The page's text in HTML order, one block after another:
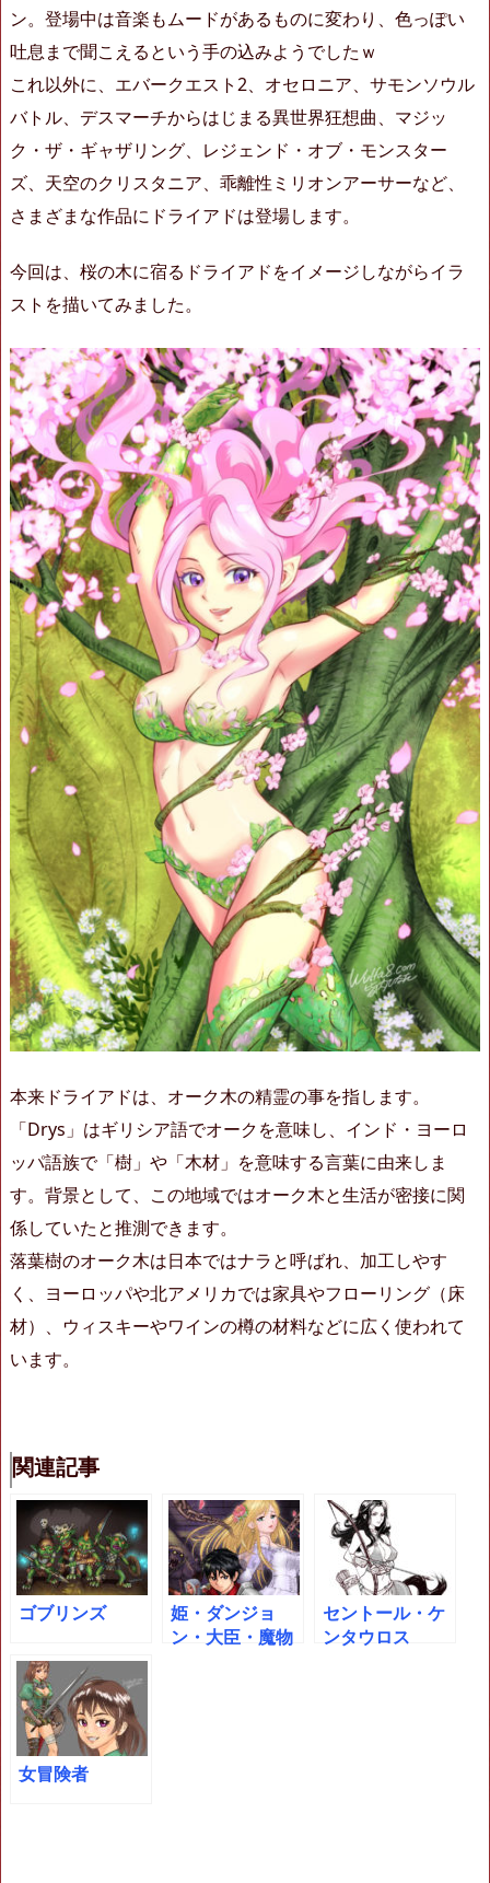
ン。登場中は音楽もムードがあるものに変わり、色っぽい
吐息まで聞こえるという手の込みようでしたｗ
これ以外に、エバークエスト2、オセロニア、サモンソウル
バトル、デスマーチからはじまる異世界狂想曲、マジッ
ク・ザ・ギャザリング、レジェンド・オブ・モンスター
ズ、天空のクリスタニア、‎乖離性ミリオンアーサーなど、
さまざまな作品にドライアドは登場します。
今回は、桜の木に宿るドライアドをイメージしながらイラ
ストを描いてみました。
本来ドライアドは、オーク木の精霊の事を指します。
「Drys」はギリシア語でオークを意味し、インド・ヨーロ
ッパ語族で「樹」や「木材」を意味する言葉に由来しま
す。背景として、この地域ではオーク木と生活が密接に関
係していたと推測できます。
落葉樹のオーク木は日本ではナラと呼ばれ、加工しやす
く、ヨーロッパや北アメリカでは家具やフローリング（床
材）、ウィスキーやワインの樽の材料などに広く使われて
います。
関連記事
ゴブリンズ
姫・ダンジョ
ン・大臣・魔物
セントール・ケ
ンタウロス
女冒険者